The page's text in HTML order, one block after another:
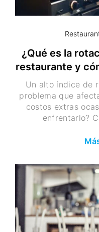
¿Qué es la
restaurante y
Un alto índice de
problema que
costos extras
enfrentarlo?